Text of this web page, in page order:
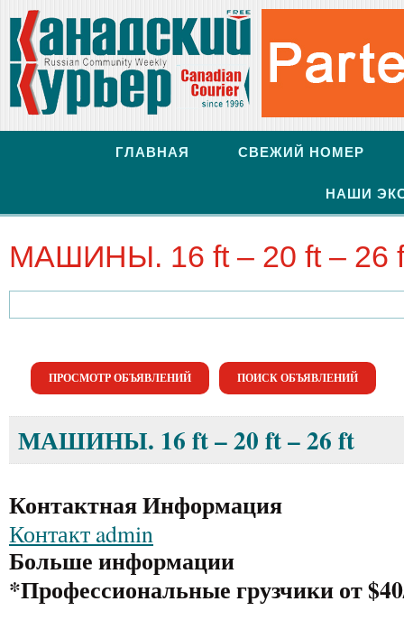
ГЛАВНАЯ СВЕЖИЙ НОМЕР
НАШИ
МАШИНЫ. 16 ft – 20 ft – 26
Найти:
ПРОСМОТР ОБЪЯВЛЕНИЙ ПОИСК ОБЪЯВЛЕНИЙ
МАШИНЫ. 16 ft – 20 ft – 26 ft
Контактная Информация
Контакт admin
Больше информации
*Профессиональные грузчики от